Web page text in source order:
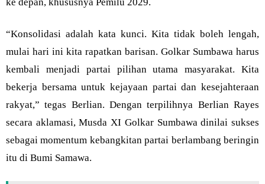
“Konsolidasi adalah kata kunci. Kita tidak boleh lengah,
mulai hari ini kita rapatkan barisan. Golkar Sumbawa harus
kembali menjadi partai pilihan utama masyarakat. Kita
bekerja bersama untuk kejayaan partai dan kesejahteraan
rakyat,” tegas Berlian. Dengan terpilihnya Berlian Rayes
secara aklamasi, Musda XI Golkar Sumbawa dinilai sukses
sebagai momentum kebangkitan partai berlambang beringin
itu di Bumi Samawa.